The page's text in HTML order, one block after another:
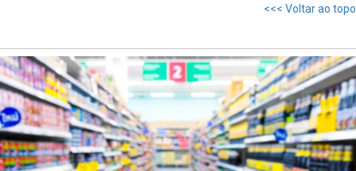
<<< Voltar ao topo